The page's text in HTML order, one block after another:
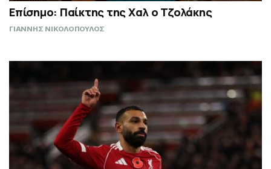
Επίσημο: Παίκτης της Χαλ ο Τζολάκης
ΓΙΑΝΝΗΣ ΝΙΚΟΛΟΠΟΥΛΟΣ